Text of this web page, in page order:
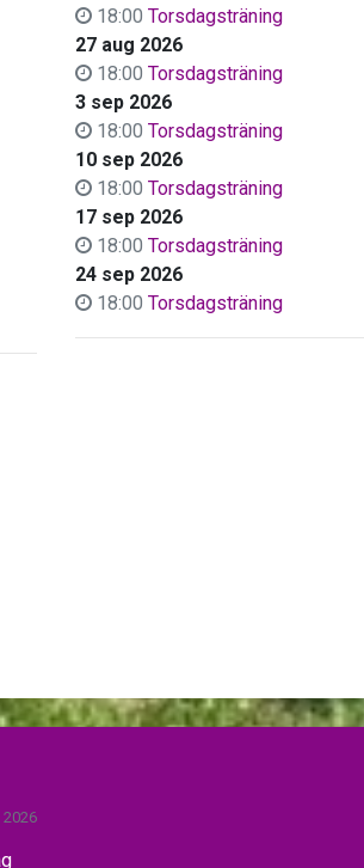
18:00 Torsdagsträning
27 aug 2026
18:00 Torsdagsträning
3 sep 2026
18:00 Torsdagsträning
10 sep 2026
18:00 Torsdagsträning
17 sep 2026
18:00 Torsdagsträning
24 sep 2026
18:00 Torsdagsträning
2026